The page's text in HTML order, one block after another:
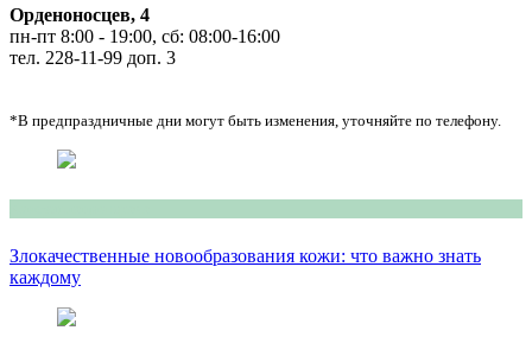
Орденоносцев, 4
пн-пт 8:00 - 19:00, сб: 08:00-16:00
тел. 228-11-99 доп. 3
*В предпраздничные дни могут быть изменения, уточняйте по телефону.
Злокачественные новообразования кожи: что важно знать
каждому